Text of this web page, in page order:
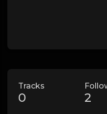
Tracks
0 2